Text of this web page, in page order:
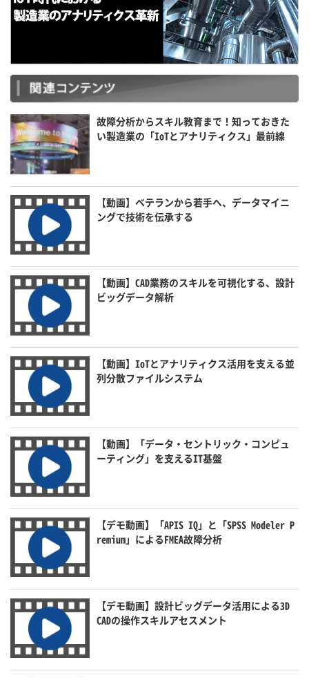
故障分析からスキル教育まで！知っておきた
い製造業の「IoTとアナリティクス」最前線
【動画】ベテランから若手へ、データマイニ
ングで技術を伝承する
【動画】CAD業務のスキルを可視化する、設計
ビッグデータ解析
【動画】IoTとアナリティクス活用を支える並
列分散ファイルシステム
【動画】「データ・セントリック・コンピュ
ーティング」を支えるIT基盤
【デモ動画】「APIS IQ」と「SPSS Modeler P
remium」によるFMEA故障分析
【デモ動画】設計ビッグデータ活用による3D
CADの操作スキルアセスメント